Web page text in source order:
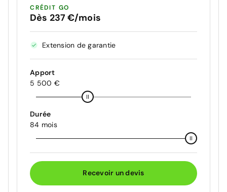
CRÉDIT GO
Dès 237 €/mois
Extension de garantie
Apport
5 500 €
Durée
84 mois
Recevoir un devis